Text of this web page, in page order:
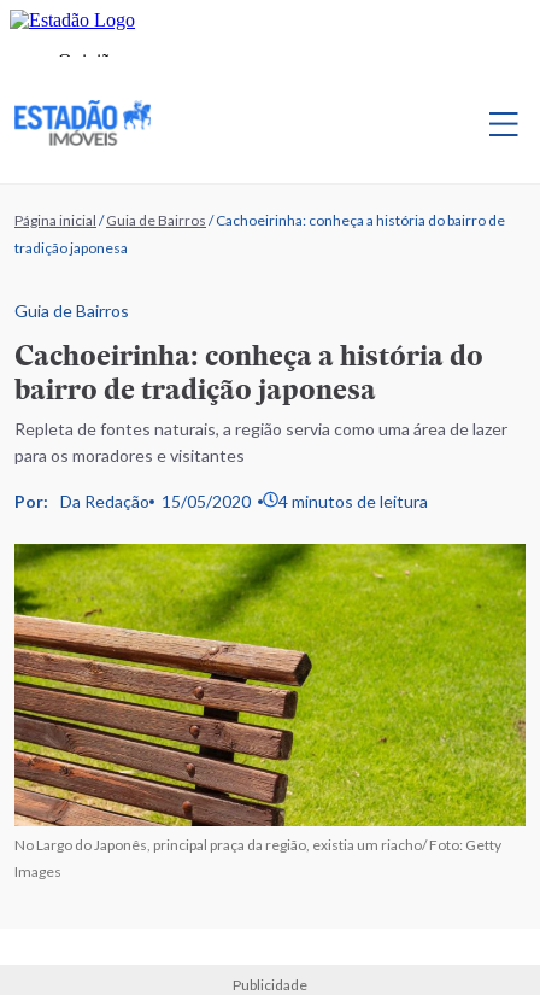
Página inicial /Guia de Bairros /Cachoeirinha: conheça a história do bairro de
tradição japonesa
Guia de Bairros
Cachoeirinha: conheça a história do
bairro de tradição japonesa
Repleta de fontes naturais, a região servia como uma área de lazer
para os moradores e visitantes
Por: Da Redação 15/05/2020 4 minutos de leitura
No Largo do Japonês, principal praça da região, existia um riacho/ Foto: Getty
Images
Publicidade